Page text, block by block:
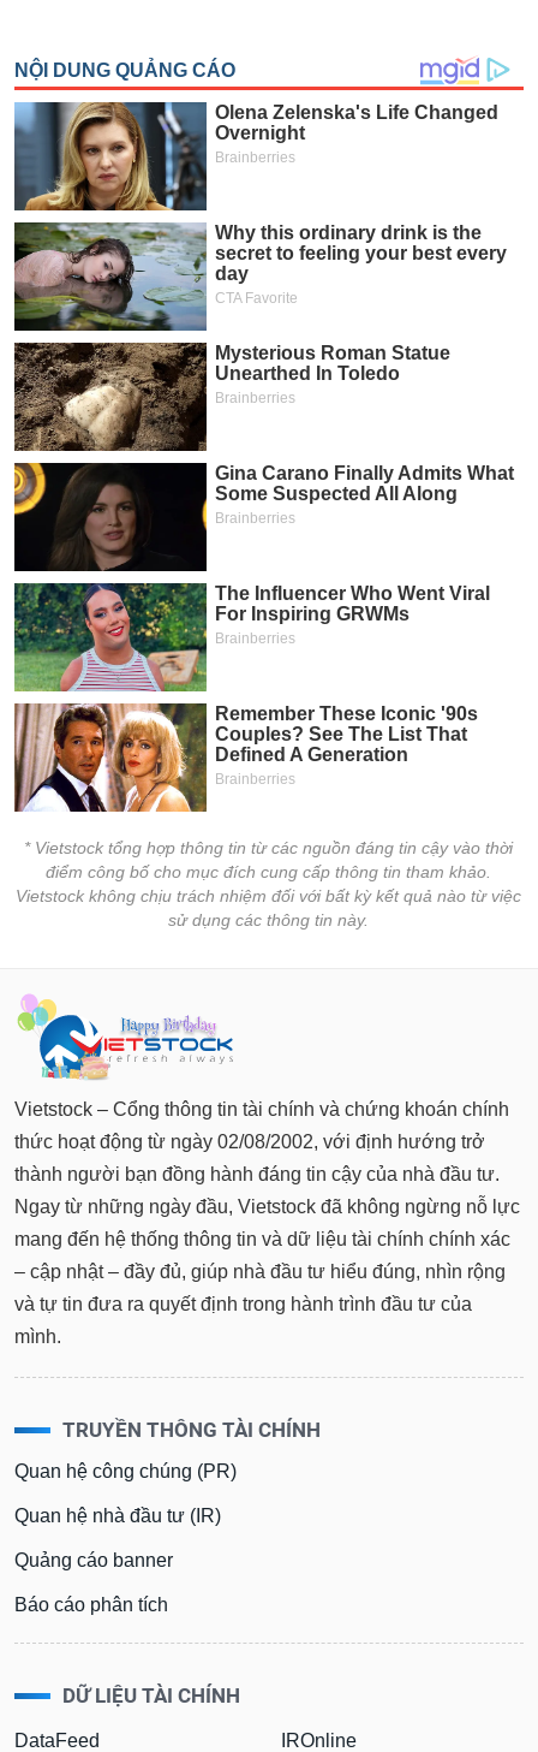
* Vietstock tổng hợp thông tin từ các nguồn đáng tin cậy vào thời
điểm công bố cho mục đích cung cấp thông tin tham khảo.
Vietstock không chịu trách nhiệm đối với bất kỳ kết quả nào từ việc
sử dụng các thông tin này.
Vietstock – Cổng thông tin tài chính và chứng khoán chính
thức hoạt động từ ngày 02/08/2002, với định hướng trở
thành người bạn đồng hành đáng tin cậy của nhà đầu tư.
Ngay từ những ngày đầu, Vietstock đã không ngừng nỗ lực
mang đến hệ thống thông tin và dữ liệu tài chính chính xác
– cập nhật – đầy đủ, giúp nhà đầu tư hiểu đúng, nhìn rộng
và tự tin đưa ra quyết định trong hành trình đầu tư của
mình.
TRUYỀN THÔNG TÀI CHÍNH
Quan hệ công chúng (PR)
Quan hệ nhà đầu tư (IR)
Quảng cáo banner
Báo cáo phân tích
DỮ LIỆU TÀI CHÍNH
DataFeed
IROnline